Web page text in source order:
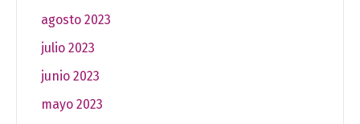
agosto 2023
julio 2023
junio 2023
mayo 2023